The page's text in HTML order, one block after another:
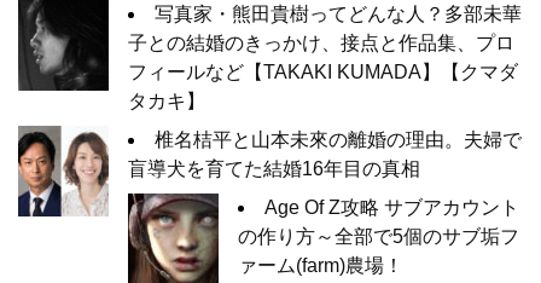
写真家・熊田貴樹ってどんな人？多部未華
子との結婚のきっかけ、接点と作品集、プロ
フィールなど【TAKAKI KUMADA】【クマダ
タカキ】
椎名桔平と山本未來の離婚の理由。夫婦で
盲導犬を育てた結婚16年目の真相
Age Of Z攻略 サブアカウント
の作り方～全部で5個のサブ垢フ
ァーム(farm)農場！